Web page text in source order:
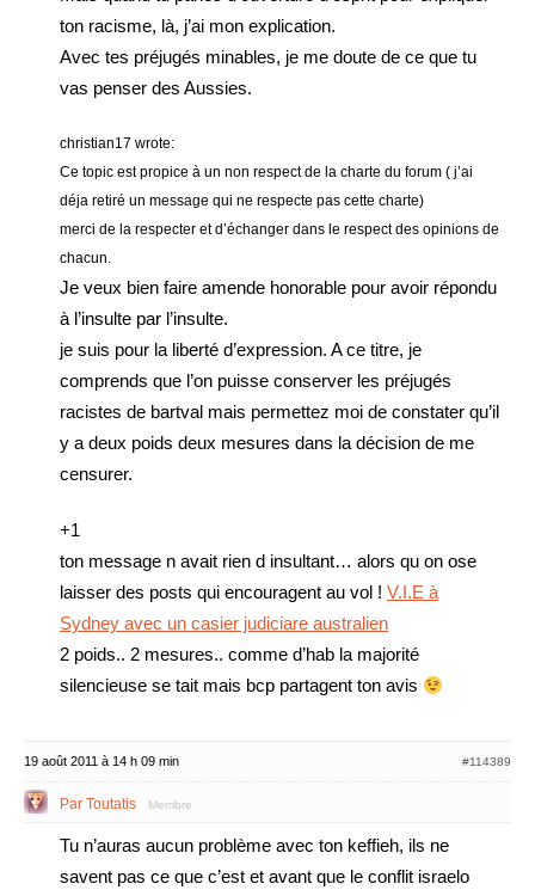
ton racisme, là, j’ai mon explication.
Avec tes préjugés minables, je me doute de ce que tu
vas penser des Aussies.
christian17 wrote:
Ce topic est propice à un non respect de la charte du forum ( j’ai
déja retiré un message qui ne respecte pas cette charte)
merci de la respecter et d’échanger dans le respect des opinions de
chacun.
Je veux bien faire amende honorable pour avoir répondu
à l’insulte par l’insulte.
je suis pour la liberté d’expression. A ce titre, je
comprends que l’on puisse conserver les préjugés
racistes de bartval mais permettez moi de constater qu’il
y a deux poids deux mesures dans la décision de me
censurer.
+1
ton message n avait rien d insultant… alors qu on ose
laisser des posts qui encouragent au vol ! V.I.E à
Sydney avec un casier judiciare australien
2 poids.. 2 mesures.. comme d’hab la majorité
silencieuse se tait mais bcp partagent ton avis
19 août 2011 à 14 h 09 min #114389
Par Toutatis Membre
Tu n’auras aucun problème avec ton keffieh, ils ne
savent pas ce que c’est et avant que le conflit israelo